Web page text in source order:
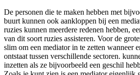
De personen die te maken hebben met
buurt kunnen ook aankloppen bij een
ruzies kunnen meerdere redenen hebben,
van dit soort ruzies assisteren. Voor de
slim om een mediator in te zetten wanneer
ontstaat tussen verschillende sectoren.
inzetten als ze bijvoorbeeld een geschil